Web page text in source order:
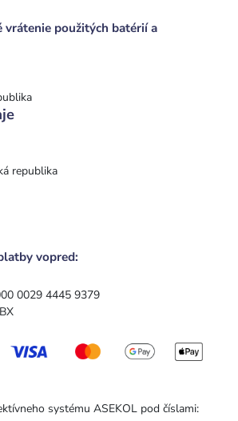
vrátenie použitých batérií a
republika
vopred:
0029 4445 9379
systému ASEKOL pod číslami: